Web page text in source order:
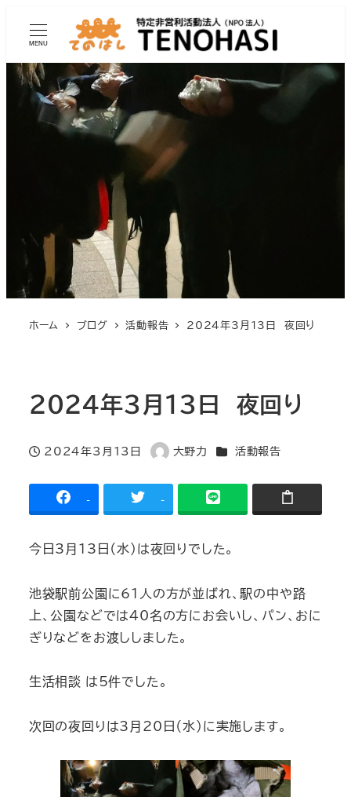
MENU
ホーム ブログ 活動報告 2024年3月13日 夜回り
2024年3月13日 夜回り
投稿日
2024年3月13日
著
大野力 カテゴリー
活動報告
- -
今日3月13日（水）は夜回りでした。
池袋駅前公園に61人の方が並ばれ、駅の中や路
上、公園などでは40名の方にお会いし、パン、おに
ぎりなどをお渡ししました。
生活相談 は5件でした。
次回の夜回りは3月20日（水）に実施します。